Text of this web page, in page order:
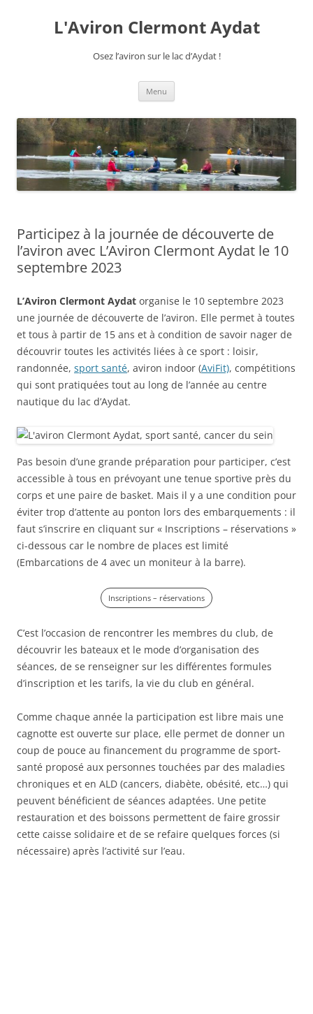
L'Aviron Clermont Aydat
Osez l’aviron sur le lac d’Aydat !
Menu
Participez à la journée de découverte de
l’aviron avec L’Aviron Clermont Aydat le 10
septembre 2023
L’Aviron Clermont Aydat organise le 10 septembre 2023
une journée de découverte de l’aviron. Elle permet à toutes
et tous à partir de 15 ans et à condition de savoir nager de
découvrir toutes les activités liées à ce sport : loisir,
randonnée, sport santé, aviron indoor (AviFit), compétitions
qui sont pratiquées tout au long de l’année au centre
nautique du lac d’Aydat.
Pas besoin d’une grande préparation pour participer, c’est
accessible à tous en prévoyant une tenue sportive près du
corps et une paire de basket. Mais il y a une condition pour
éviter trop d’attente au ponton lors des embarquements : il
faut s’inscrire en cliquant sur « Inscriptions – réservations »
ci-dessous car le nombre de places est limité
(Embarcations de 4 avec un moniteur à la barre).
Inscriptions – réservations
C’est l’occasion de rencontrer les membres du club, de
découvrir les bateaux et le mode d’organisation des
séances, de se renseigner sur les différentes formules
d’inscription et les tarifs, la vie du club en général.
Comme chaque année la participation est libre mais une
cagnotte est ouverte sur place, elle permet de donner un
coup de pouce au financement du programme de sport-
santé proposé aux personnes touchées par des maladies
chroniques et en ALD (cancers, diabète, obésité, etc…) qui
peuvent bénéficient de séances adaptées. Une petite
restauration et des boissons permettent de faire grossir
cette caisse solidaire et de se refaire quelques forces (si
nécessaire) après l’activité sur l’eau.